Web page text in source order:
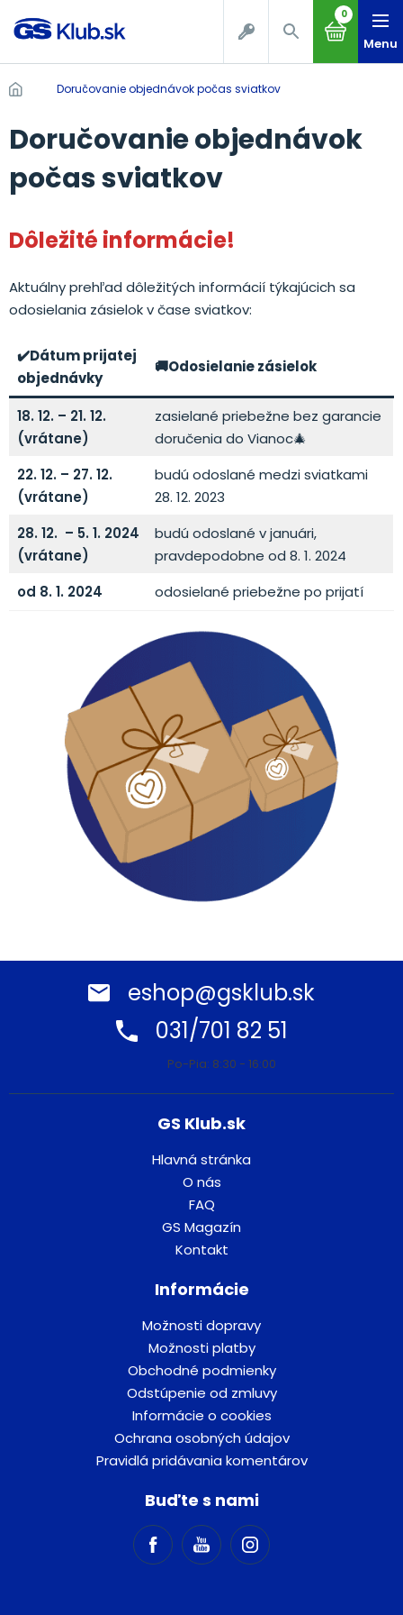
0
Menu
Doručovanie objednávok počas sviatkov
Doručovanie objednávok
počas sviatkov
Dôležité informácie!
Aktuálny prehľad dôležitých informácií týkajúcich sa
odosielania zásielok v čase sviatkov:
✔️Dátum prijatej
objednávky
🚚Odosielanie zásielok
18. 12. – 21. 12.
(vrátane)
zasielané priebežne bez garancie
doručenia do Vianoc🎄
22. 12. – 27. 12.
(vrátane)
budú odoslané medzi sviatkami
28. 12. 2023
28. 12. – 5. 1. 2024
(vrátane)
budú odoslané v januári,
pravdepodobne od 8. 1. 2024
od 8. 1. 2024
odosielané priebežne po prijatí
eshop@gsklub.sk
031/701 82 51
Po-Pia: 8:30 - 16:00
GS Klub.sk
Hlavná stránka
O nás
FAQ
GS Magazín
Kontakt
Informácie
Možnosti dopravy
Možnosti platby
Obchodné podmienky
Odstúpenie od zmluvy
Informácie o cookies
Ochrana osobných údajov
Pravidlá pridávania komentárov
Buďte s nami